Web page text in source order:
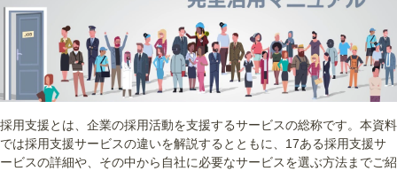
採用支援とは、企業の採用活動を支援するサービスの総称です。本資料
では採用支援サービスの違いを解説するとともに、17ある採用支援サ
ービスの詳細や、その中から自社に必要なサービスを選ぶ方法までご紹